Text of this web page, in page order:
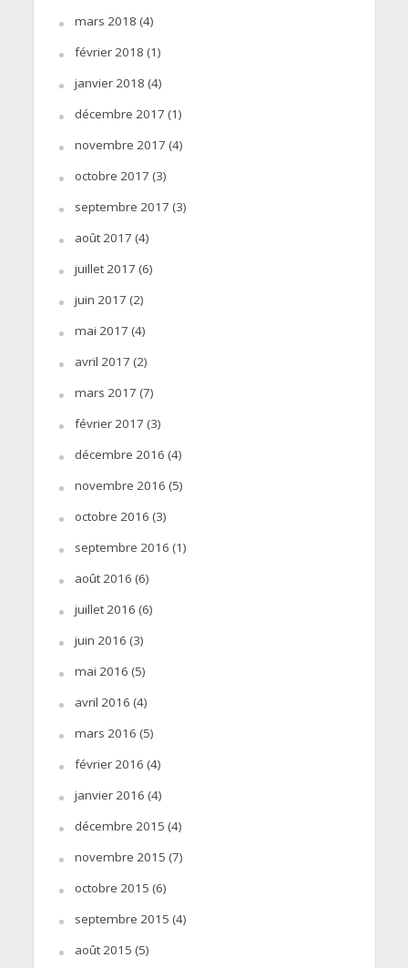
mars 2018 (4)
février 2018 (1)
janvier 2018 (4)
décembre 2017 (1)
novembre 2017 (4)
octobre 2017 (3)
septembre 2017 (3)
août 2017 (4)
juillet 2017 (6)
juin 2017 (2)
mai 2017 (4)
avril 2017 (2)
mars 2017 (7)
février 2017 (3)
décembre 2016 (4)
novembre 2016 (5)
octobre 2016 (3)
septembre 2016 (1)
août 2016 (6)
juillet 2016 (6)
juin 2016 (3)
mai 2016 (5)
avril 2016 (4)
mars 2016 (5)
février 2016 (4)
janvier 2016 (4)
décembre 2015 (4)
novembre 2015 (7)
octobre 2015 (6)
septembre 2015 (4)
août 2015 (5)